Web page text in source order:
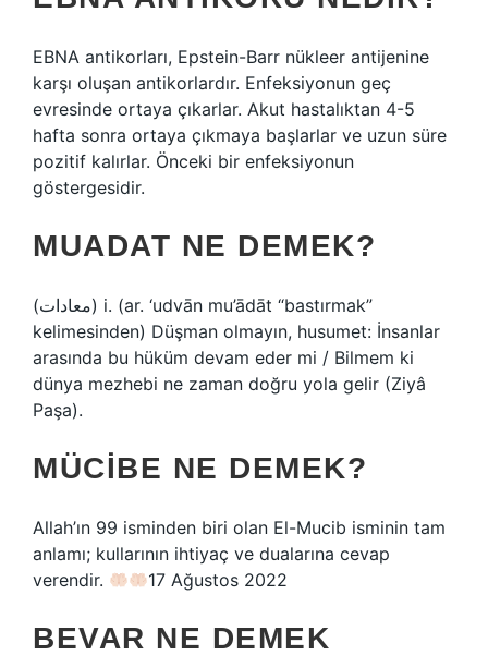
EBNA antikorları, Epstein-Barr nükleer antijenine
karşı oluşan antikorlardır. Enfeksiyonun geç
evresinde ortaya çıkarlar. Akut hastalıktan 4-5
hafta sonra ortaya çıkmaya başlarlar ve uzun süre
pozitif kalırlar. Önceki bir enfeksiyonun
göstergesidir.
MUADAT NE DEMEK?
(ﻣﻌﺎﺩﺍﺕ) i. (ar. ‘udvān mu’ādāt “bastırmak”
kelimesinden) Düşman olmayın, husumet: İnsanlar
arasında bu hüküm devam eder mi / Bilmem ki
dünya mezhebi ne zaman doğru yola gelir (Ziyâ
Paşa).
MÜCIBE NE DEMEK?
Allah’ın 99 isminden biri olan El-Mucib isminin tam
anlamı; kullarının ihtiyaç ve dualarına cevap
verendir.
17 Ağustos 2022
BEVAR NE DEMEK